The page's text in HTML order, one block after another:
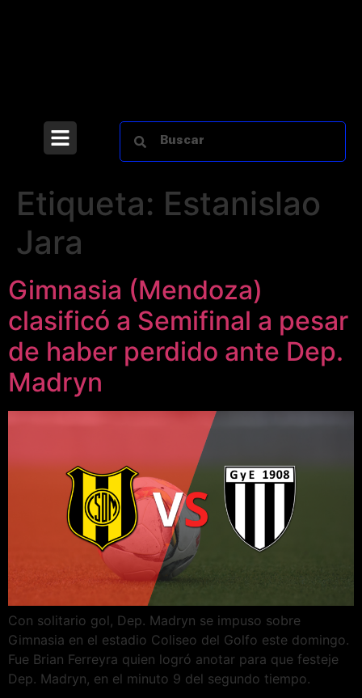
Etiqueta: Estanislao
Jara
Gimnasia (Mendoza)
clasificó a Semifinal a pesar
de haber perdido ante Dep.
Madryn
Con solitario gol, Dep. Madryn se impuso sobre
Gimnasia en el estadio Coliseo del Golfo este domingo.
Fue Brian Ferreyra quien logró anotar para que festeje
Dep. Madryn, en el minuto 9 del segundo tiempo.